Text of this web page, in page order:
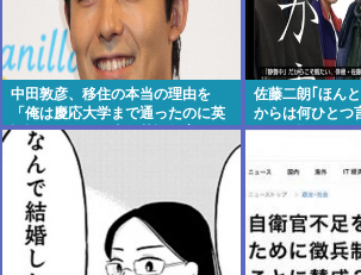
中田敦彦、移住の本当の理由を
「俺は慶応大学まで通ったのに英
語話せない。日本の英語教育はお
かしい」
佐藤二朗｢ほん
からは何ひとつ
できぬ悔しさを